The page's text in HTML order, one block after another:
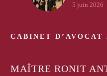
5 juin 2026
CABINET D’AVOCAT
MAÎTRE RONIT